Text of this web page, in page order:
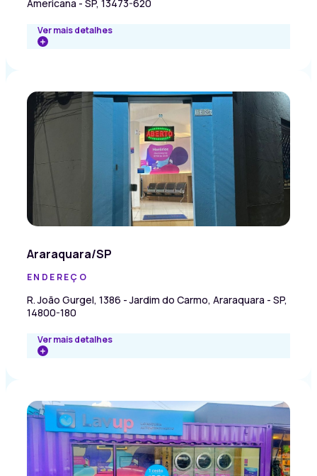
Americana - SP, 13473-620
Ver mais detalhes
Araraquara/SP
ENDEREÇO
R. João Gurgel, 1386 - Jardim do Carmo, Araraquara - SP,
14800-180
Ver mais detalhes